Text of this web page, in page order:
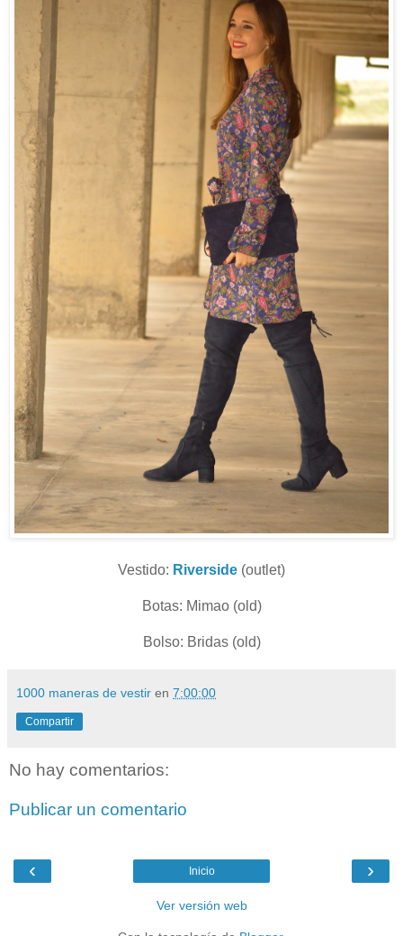
Vestido: Riverside (outlet)
Botas: Mimao (old)
Bolso: Bridas (old)
1000 maneras de vestir en 7:00:00
Compartir
No hay comentarios:
Publicar un comentario
‹ ›
Inicio
Ver versión web